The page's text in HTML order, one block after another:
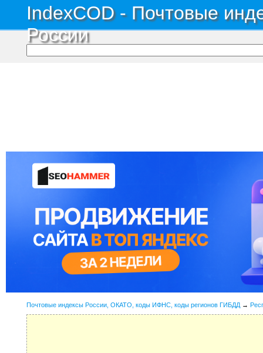
IndexCOD - Почтовые
России
Почтовые индексы России, ОКАТО, коды ИФНС, коды регионов ГИБДД →